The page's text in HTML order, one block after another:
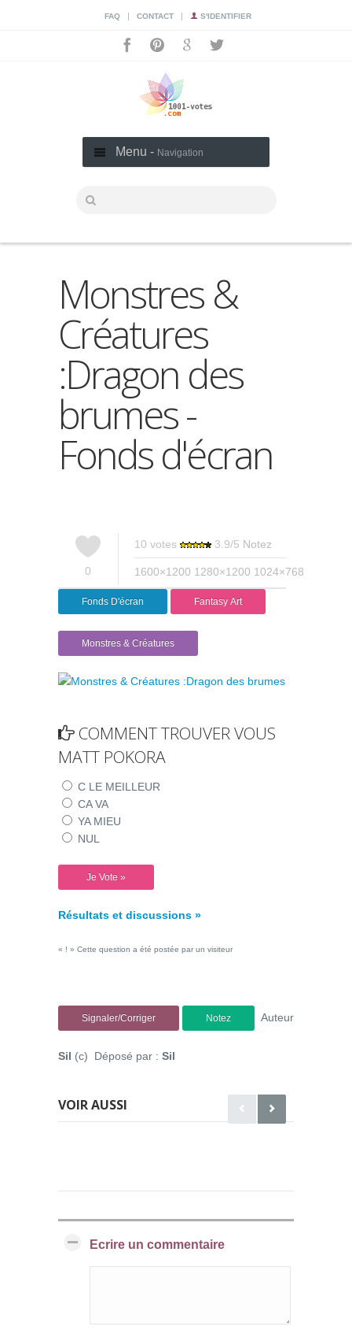
FAQ | CONTACT | S'IDENTIFIER
Menu - Navigation
Monstres &
Créatures
:Dragon des
brumes -
Fonds d'écran
0
10 votes 3.9/5 Notez
1600×1200 1280×1200 1024×768
Fonds D'écran Fantasy Art
Monstres & Créatures
COMMENT TROUVER VOUS
MATT POKORA
C LE MEILLEUR
CA VA
YA MIEU
NUL
Résultats et discussions »
« ! » Cette question a été postée par un visiteur
Signaler/Corriger Notez Auteur
Sil (c) Déposé par : Sil
VOIR AUSSI
Ecrire un commentaire